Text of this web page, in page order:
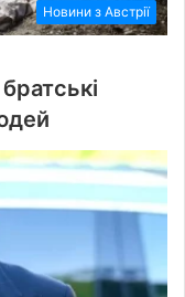
Новини з Австрії